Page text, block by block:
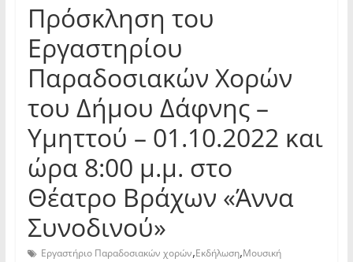
Πρόσκληση του
Εργαστηρίου
Παραδοσιακών Χορών
του Δήμου Δάφνης –
Υμηττού – 01.10.2022 και
ώρα 8:00 μ.μ. στο
Θέατρο Βράχων «Άννα
Συνοδινού»
Εργαστήριο Παραδοσιακών χορών,Εκδήλωση,Μουσική